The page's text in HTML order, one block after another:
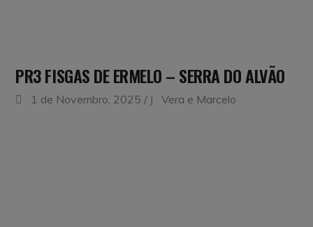
PR3 FISGAS DE ERMELO – SERRA DO ALVÃO
1 de Novembro, 2025 Vera e Marcelo